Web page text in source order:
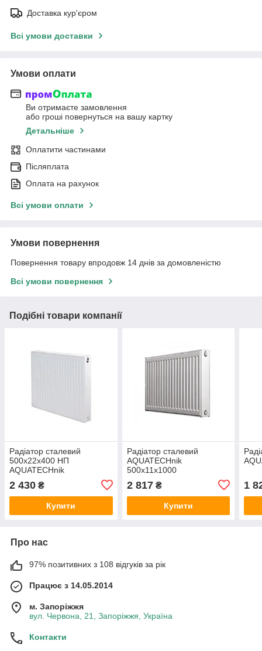
Доставка кур'єром
Всі умови доставки
Умови оплати
Ви отримаєте замовлення
або гроші повернуться на вашу картку
Детальніше
Оплатити частинами
Післяплата
Оплата на рахунок
Всі умови оплати
Умови повернення
Повернення товару впродовж 14 днів за домовленістю
Всі умови повернення
Подібні товари компанії
Радіатор сталевий
500x22x400 НП
AQUATECHnik
2 430 ₴
Купити
Радіатор сталевий
AQUATECHnik
500x11x1000
2 817₴
Купити
1
Про нас
97% позитивних з 108 відгуків за рік
Працює з 14.05.2014
м. Запоріжжя
вул. Червона, 21, Запоріжжя, Україна
Контакти